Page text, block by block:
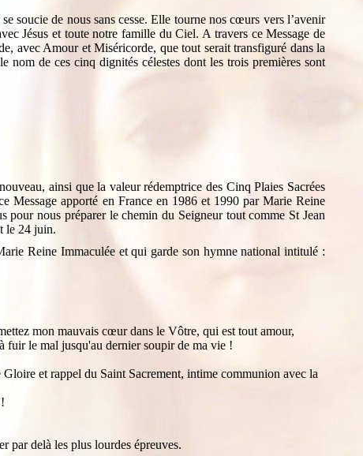
soucie de nous sans cesse. Elle tourne nos cœurs vers l’avenir
Jésus et toute notre famille du Ciel. A travers ce Message de
avec Amour et Miséricorde, que tout serait transfiguré dans la
de ces cinq dignités célestes dont les trois premières sont
ainsi que la valeur rédemptrice des Cinq Plaies Sacrées
Message apporté en France en 1986 et 1990 par Marie Reine
nous préparer le chemin du Seigneur tout comme St Jean
le 24 juin.
Reine Immaculée et qui garde son hymne national intitulé :
mon mauvais cœur dans le Vôtre, qui est tout amour,
fuir le mal jusqu'au dernier soupir de ma vie !
et rappel du Saint Sacrement, intime communion avec la
par delà les plus lourdes épreuves.